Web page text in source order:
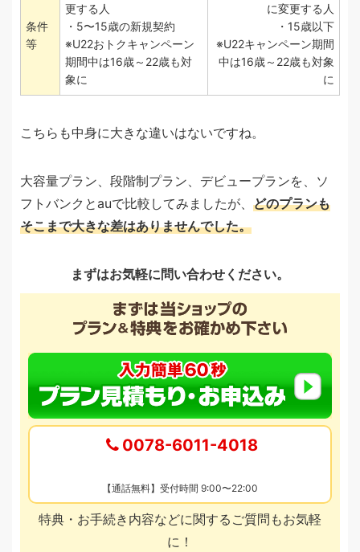
条件
等
更する人
・5〜15歳の新規契約
※U22おトクキャンペーン
期間中は16歳～22歳も対
象に
に変更する人
・15歳以下
※U22キャンペーン期間
中は16歳～22歳も対象
に
こちらも中身に大きな違いはないですね。
大容量プラン、段階制プラン、デビュープランを、ソ
フトバンクとauで比較してみましたが、 どのプランも
そこまで大きな差はありませんでした。
まずはお気軽に問い合わせください。
0078-6011-4018
【通話無料】受付時間 9:00〜22:00
特典・お手続き内容などに関するご質問もお気軽
に！